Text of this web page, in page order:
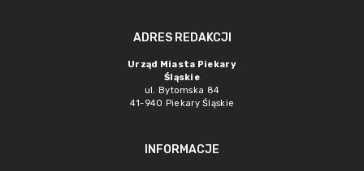
ADRES REDAKCJI
Urząd Miasta Piekary
Śląskie
ul. Bytomska 84
41-940 Piekary Śląskie
INFORMACJE